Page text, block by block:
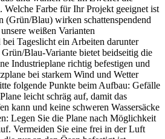
Welche Farbe für Ihr Projekt geeignet ist
(Grün/Blau) wirken schattenspendend
weißen Varianten
Tageslicht ein Arbeiten darunter
Blau-Variante bietet beidseitig die
Industrieplane richtig befestigen und
bei starkem Wind und Wetter
folgende Punkte beim Aufbau: Gefälle
leicht schräg auf, damit das
kann und keine schweren Wassersäcke
Legen Sie die Plane nach Möglichkeit
Vermeiden Sie eine frei in der Luft